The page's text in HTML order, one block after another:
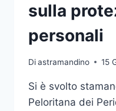
sulla
personali
Diastramandino 15
Si è svolto
Peloritana dei